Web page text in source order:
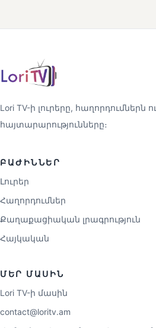
Lori TV-ի լուրերը, հաղորդումներն ու
հայտարարությունները։
ԲԱԺԻՆՆԵՐ
Լուրեր
Հաղորդումներ
Քաղաքացիական լրագրություն
Հայկական
ՄԵՐ ՄԱՍԻՆ
Lori TV-ի մասին
contact@loritv.am